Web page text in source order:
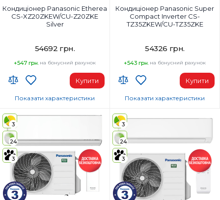
Кондиціонер Panasonic Etherea
CS-XZ20ZKEW/CU-Z20ZKE
Silver
54692 грн.
+547 грн. на бонусний рахунок
Купити
Wi-Fi модуль:
Wi-Fi (вбудований)
Площа приміщення, м²:
20
Потужність, BTU:
7000
Клас енергоспоживання (охолодження):
A+++
Показати характеристики
Кондиціонер Panasonic Super
Compact Inverter CS-
TZ35ZKEW/CU-TZ35ZKE
54326 грн.
+543 грн. на бонусний рахунок
Купити
Wi-Fi модуль:
Wi-Fi (вбудований)
Площа приміщення, м²:
35
Потужність, BTU:
12000
Клас енергоспоживання
A++
Показати характеристики
3
24
3
3
24
3